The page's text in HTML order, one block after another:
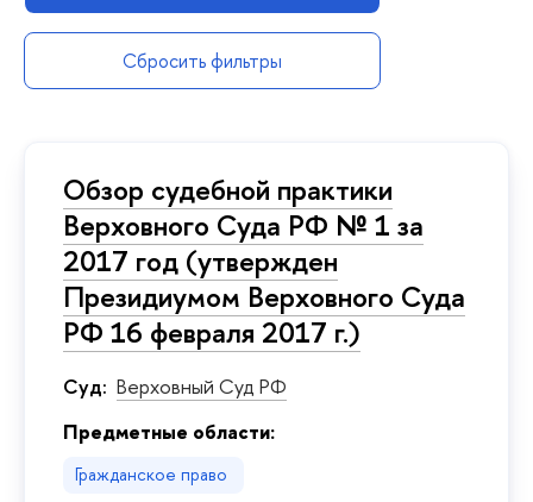
Сбросить фильтры
Обзор судебной практики
Верховного Суда РФ № 1 за
2017 год (утвержден
Президиумом Верховного Суда
РФ 16 февраля 2017 г.)
Суд: Верховный Суд РФ
Предметные области:
Гражданское право